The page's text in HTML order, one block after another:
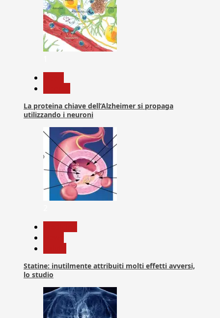
La proteina chiave dell’Alzheimer si propaga
utilizzando i neuroni
Statine: inutilmente attribuiti molti effetti avversi,
lo studio